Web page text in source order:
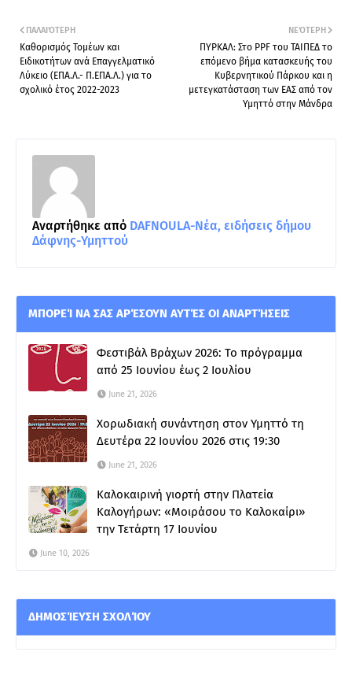
ΝΕΌΤΕΡΗ
ΠΥΡΚΑΛ: Στο PPF του ΤΑΙΠΕΔ το
επόμενο βήμα κατασκευής του
Κυβερνητικού Πάρκου και η
μετεγκατάσταση των ΕΑΣ από τον
Υμηττό στην Μάνδρα
ΠΑΛΑΙΌΤΕΡΗ
Καθορισμός Τομέων και
Ειδικοτήτων ανά Επαγγελματικό
Λύκειο (ΕΠΑ.Λ.- Π.ΕΠΑ.Λ.) για το
σχολικό έτος 2022-2023
Αναρτήθηκε από DAFNOULA-Νέα, ειδήσεις δήμου
Δάφνης-Υμηττού
ΜΠΟΡΕΊ ΝΑ ΣΑΣ ΑΡΈΣΟΥΝ ΑΥΤΈΣ ΟΙ ΑΝΑΡΤΉΣΕΙΣ
Φεστιβάλ Βράχων 2026: Το πρόγραμμα
από 25 Ιουνίου έως 2 Ιουλίου
June 21, 2026
Χορωδιακή συνάντηση στον Υμηττό τη
Δευτέρα 22 Ιουνίου 2026 στις 19:30
June 21, 2026
Καλοκαιρινή γιορτή στην Πλατεία
Καλογήρων: «Μοιράσου το Καλοκαίρι»
την Τετάρτη 17 Ιουνίου
June 10, 2026
ΔΗΜΟΣΊΕΥΣΗ ΣΧΟΛΊΟΥ